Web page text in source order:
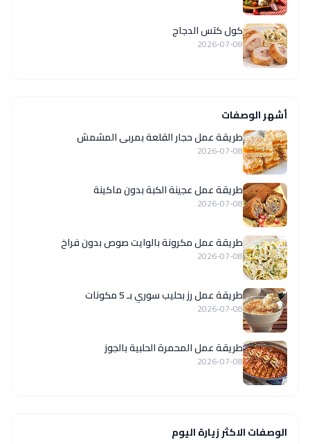
كول كتس الدجاج
2026-07-08
أشهر الوصفات
طريقة عمل حجار القلعة بمربى المشمش
2026-07-08
طريقة عمل عجينة الكبة بدون ماكينة
2026-07-08
طريقة عمل مكرونة بالوايت صوص بدون فراخ
2026-07-08
طريقة عمل رز بحليب سوري بـ 5 مكونات
2026-07-08
طريقة عمل المحمرة الحلبية بالجوز
2026-07-08
الوصفات الاكثر زيارة اليوم